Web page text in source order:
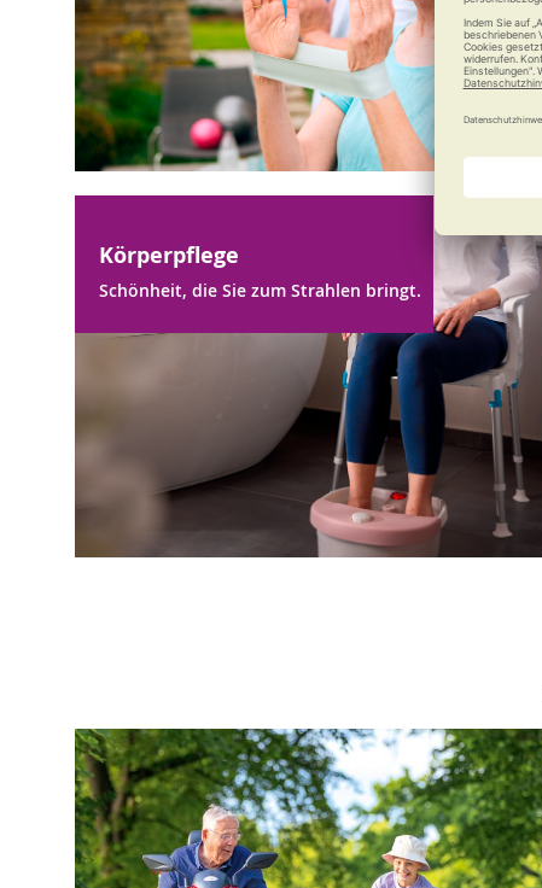
Körperpflege
Schönheit, die Sie zum Strahlen bringt.